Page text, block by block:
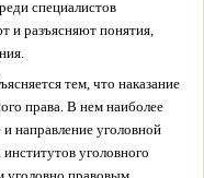
специалистов
и разъясняют понятия,
тем, что наказание
права. В нем наиболее
направление уголовной
уголовного